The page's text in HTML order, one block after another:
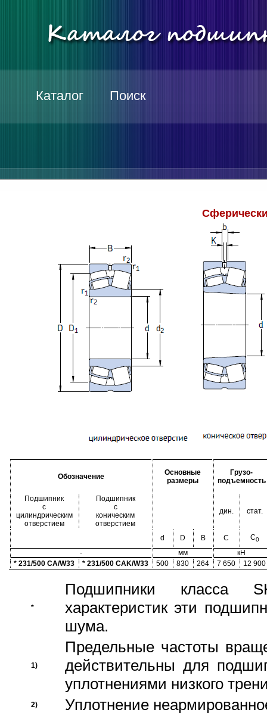
Каталог Поиск
Обозначение
Основные
размеры
Грузо-
подъемность
Подшипник
с
цилиндрическим
отверстием
Подшипник
с
коническим
отверстием
дин. стат.
d D B C C0
- мм
кН
* 231/500 CA/W33
* 231/500 CAK/W33 500 830 264 7 650 12 900
*
Подшипники класса
характеристик эти
шума.
1)
Предельные частоты
действительны для
уплотнениями низкого
2) Уплотнение